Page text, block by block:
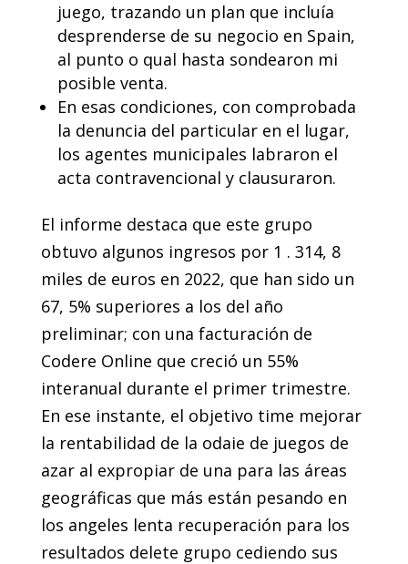
juego, trazando un plan que incluía
desprenderse de su negocio en Spain,
al punto o qual hasta sondearon mi
posible venta.
En esas condiciones, con comprobada
la denuncia del particular en el lugar,
los agentes municipales labraron el
acta contravencional y clausuraron.
El informe destaca que este grupo
obtuvo algunos ingresos por 1 . 314, 8
miles de euros en 2022, que han sido un
67, 5% superiores a los del año
preliminar; con una facturación de
Codere Online que creció un 55%
interanual durante el primer trimestre.
En ese instante, el objetivo time mejorar
la rentabilidad de la odaie de juegos de
azar al expropiar de una para las áreas
geográficas que más están pesando en
los angeles lenta recuperación para los
resultados delete grupo cediendo sus